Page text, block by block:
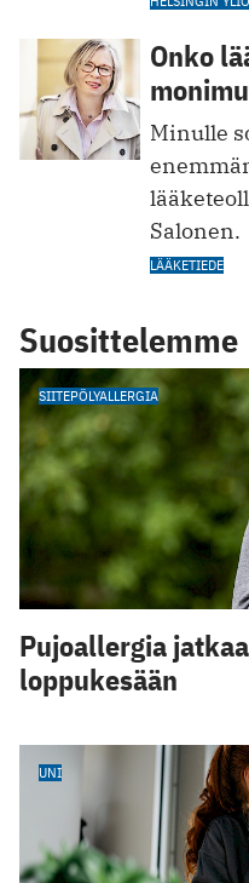
Onko
Minulle
Salonen.
LÄÄKETIEDE
Suosittelemme
SIITEPÖLYALLERGIA
Pujoallergia
loppukesään
UNI